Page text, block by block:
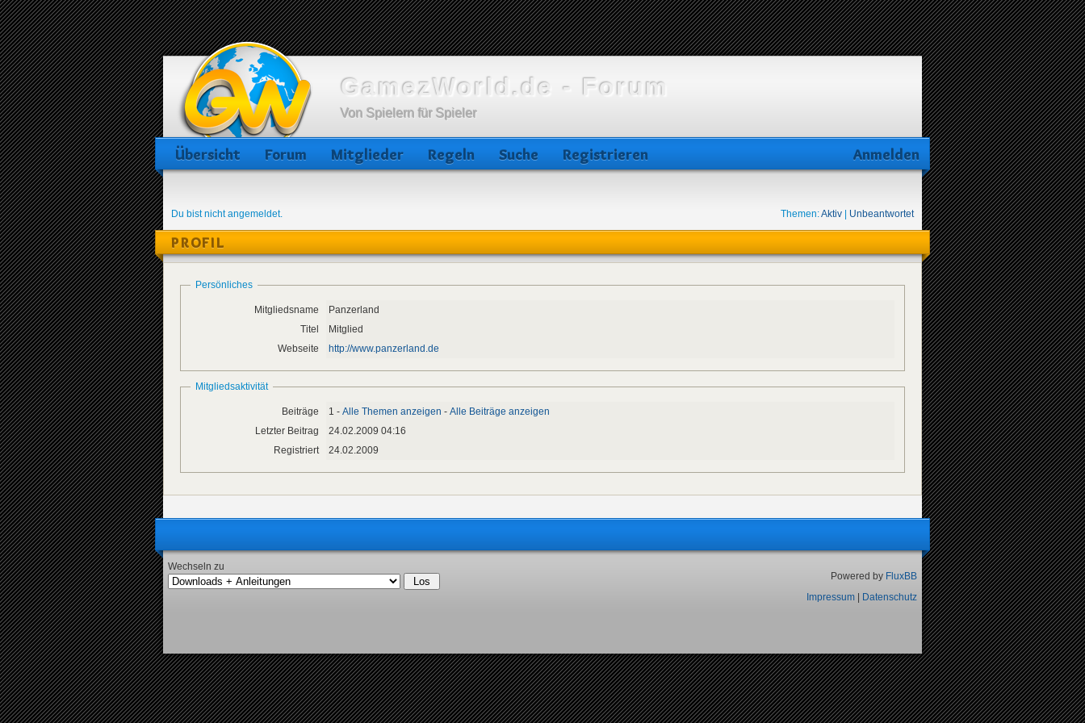
GamezWorld.de - Forum
Von Spielern für Spieler
Übersicht Forum Mitglieder Regeln Suche Registrieren Anmelden
Du bist nicht angemeldet. Themen:Aktiv Unbeantwortet
PROFIL
Persönliches
Mitgliedsname
Panzerland
Titel
Mitglied
Webseite
http://www.panzerland.de
Mitgliedsaktivität
Beiträge 1 - Alle Themen anzeigen - Alle Beiträge anzeigen
Letzter Beitrag
24.02.2009 04:16
Registriert
24.02.2009
Wechseln zu
Powered by FluxBB
Impressum
Datenschutz